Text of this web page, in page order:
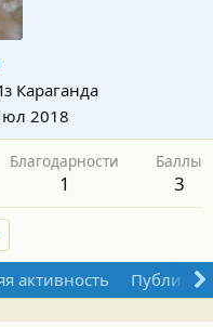
Караганда
2018
Благодарности
1
Баллы
3
активность